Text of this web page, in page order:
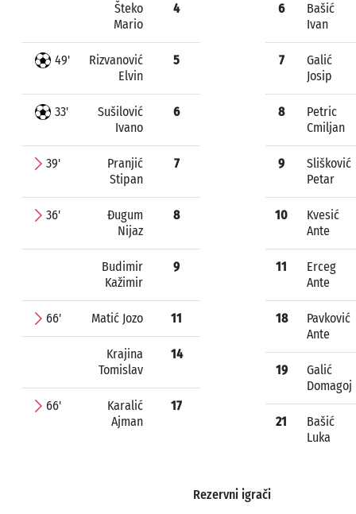
Šteko
Mario
4
49'
Rizvanović
Elvin
5
33'
Sušilović
Ivano
6
39'
Pranjić
Stipan
7
36'
Đugum
Nijaz
8
Budimir
Kažimir
9
66' Matić Jozo 11
Krajina
Tomislav
14
66'
Karalić
Ajman
17
6
Bašić
Ivan
7
Galić
Josip
8
Petric
Cmiljan
9
Slišković
Petar
10
Kvesić
Ante
11
Erceg
Ante
18
Pavković
Ante
19
Galić
Domagoj
21
Bašić
Luka
Rezervni igrači